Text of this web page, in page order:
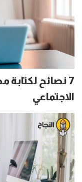
7 نصائح
الاجتماعي